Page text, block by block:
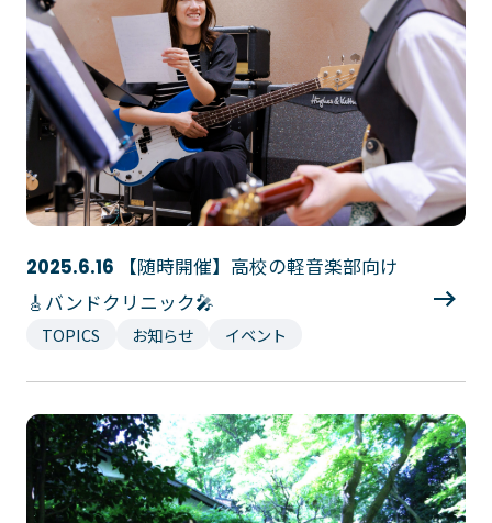
2025.6.16
【随時開催】高校の軽音楽部向け
🎸バンドクリニック🎤
TOPICS お知らせ イベント